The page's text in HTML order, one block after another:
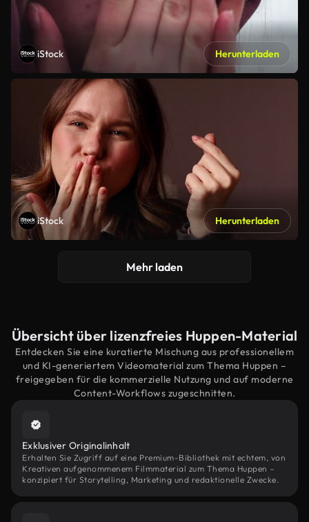
iStock Herunterladen
iStock Herunterladen
Mehr laden
Übersicht über lizenzfreies Huppen-Material
Entdecken Sie eine kuratierte Mischung aus professionellem
und KI-generiertem Videomaterial zum Thema Huppen –
freigegeben für die kommerzielle Nutzung und auf moderne
Content-Workflows zugeschnitten.
Exklusiver Originalinhalt
Erhalten Sie Zugriff auf eine Premium-Bibliothek mit echtem, von
Kreativen aufgenommenem Filmmaterial zum Thema Huppen –
konzipiert für Storytelling, Marketing und redaktionelle Zwecke.